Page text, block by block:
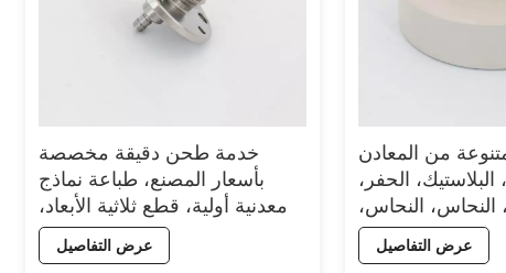
خدمة طحن دقيقة مخصصة
بأسعار المصنع، طباعة نماذج
معدنية أولية، قطع ثلاثية الأبعاد،
تصنيع المعدات الأصلية (OEM)
وتصميمها (ODM)، خدمة تصنيع
عرض التفاصيل
من المعادن
البلاستيك، الحفر،
النحاس، النحاس،
الأصفر، أجزاء
عرض التفاصيل